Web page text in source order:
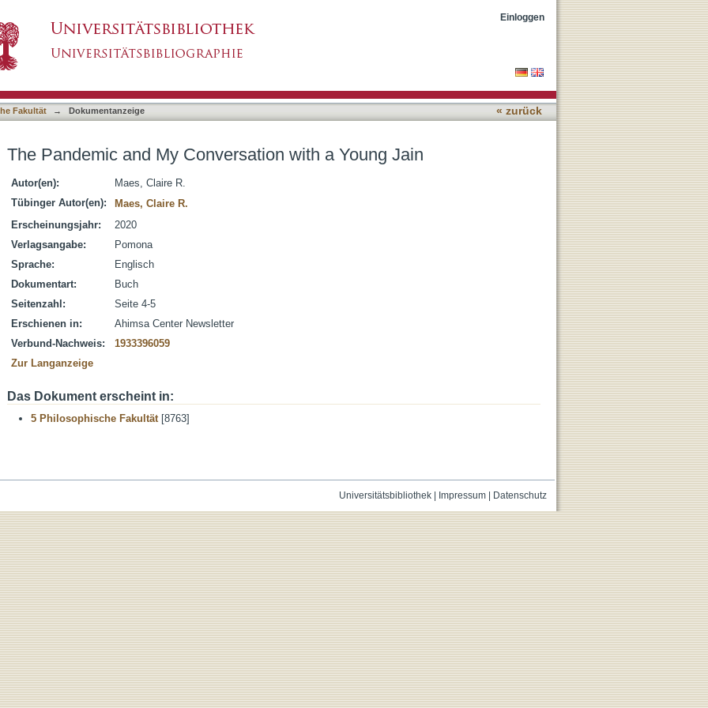
Einloggen
Fakultät → Dokumentanzeige « zurück
The Pandemic and My Conversation with a Young Jain
Autor(en):
Maes, Claire R.
Tübinger Autor(en):
Maes, Claire R.
Erscheinungsjahr:
2020
Verlagsangabe:
Pomona
Sprache:
Englisch
Dokumentart:
Buch
Seitenzahl:
Seite 4-5
Erschienen in:
Ahimsa Center Newsletter
Verbund-Nachweis:
1933396059
Zur Langanzeige
Das Dokument erscheint in:
5 Philosophische Fakultät[8763]
Universitätsbibliothek| Impressum| Datenschutz